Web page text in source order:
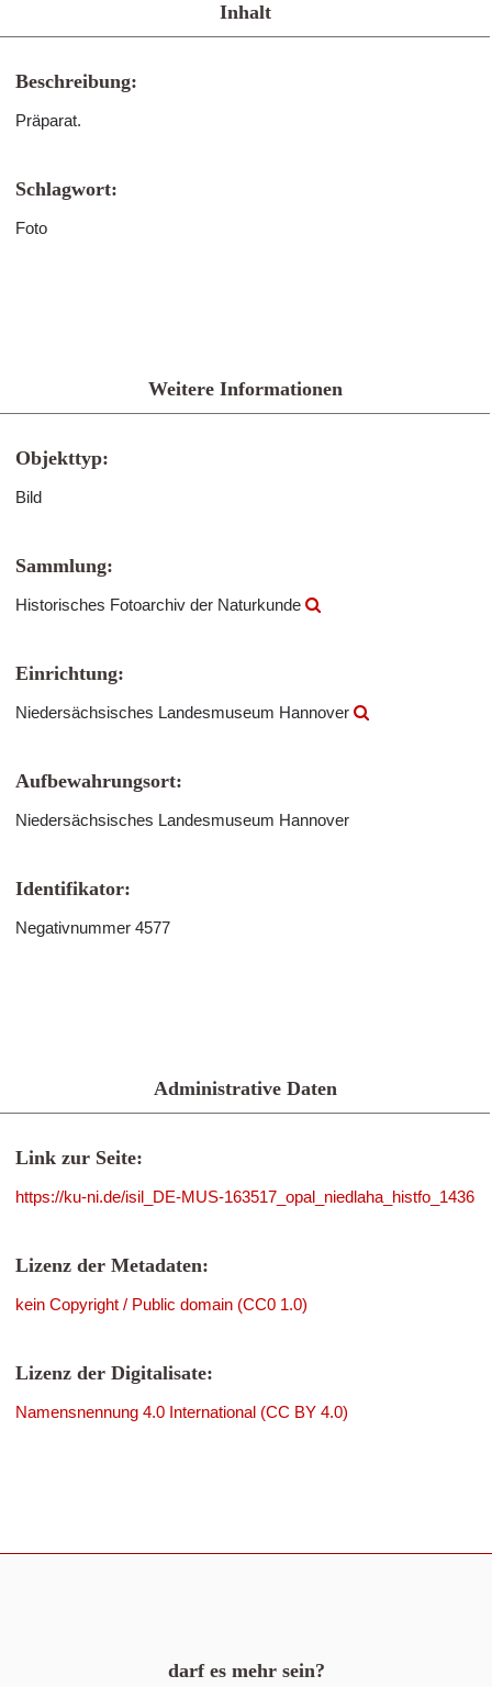
Inhalt
Beschreibung:
Präparat.
Schlagwort:
Foto
Weitere Informationen
Objekttyp:
Bild
Sammlung:
Historisches Fotoarchiv der Naturkunde
Einrichtung:
Niedersächsisches Landesmuseum Hannover
Aufbewahrungsort:
Niedersächsisches Landesmuseum Hannover
Identifikator:
Negativnummer 4577
Administrative Daten
Link zur Seite:
https://ku-ni.de/isil_DE-MUS-163517_opal_niedlaha_histfo_1436
Lizenz der Metadaten:
kein Copyright / Public domain (CC0 1.0)
Lizenz der Digitalisate:
Namensnennung 4.0 International (CC BY 4.0)
darf es mehr sein?